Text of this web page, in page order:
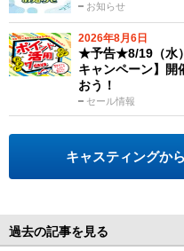
お知らせ
2026年8月6日
セール情報
★予告★8/19（水
キャンペーン】開
おう！
キャスティングか
過去の記事を見る